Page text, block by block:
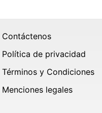
Contáctenos
Política de privacidad
Términos y Condiciones
Menciones legales